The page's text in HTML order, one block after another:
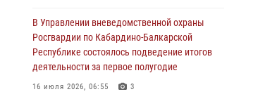
01 августа 2026, 00:10
Росгвардия обеспечивает безопасность
граждан на южном направлении
31 июля 2026, 09:22
В Управлении вневедомственной охраны
Росгвардии по Кабардино-Балкарской
Республике состоялось подведение итогов
деятельности за первое полугодие
16 июля 2026, 06:55 3